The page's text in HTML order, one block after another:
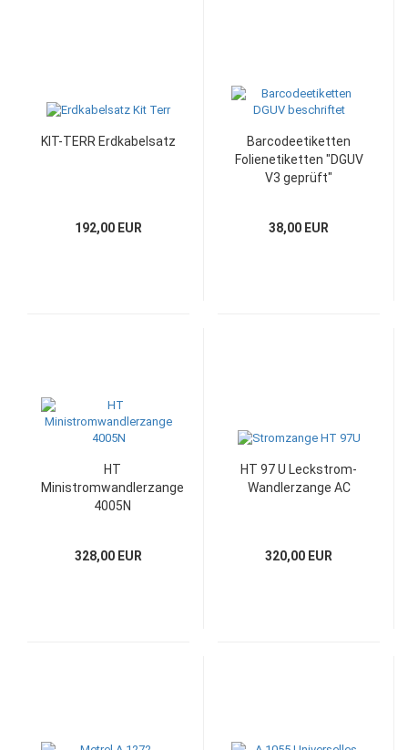
KIT-TERR Erdkabelsatz
192,00 EUR
Barcodeetiketten
Folienetiketten "DGUV
V3 geprüft"
38,00 EUR
HT
Ministromwandlerzange
4005N
328,00 EUR
HT 97 U Leckstrom-
Wandlerzange AC
320,00 EUR